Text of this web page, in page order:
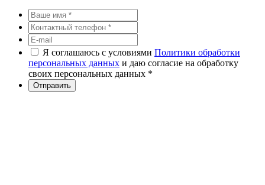
Я соглашаюсь с условиями Политики обработки
персональных данных и даю согласие на обработку
своих персональных данных *